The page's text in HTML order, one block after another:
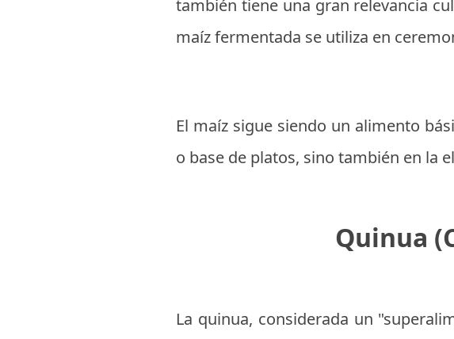
también tiene una gran relevancia
maíz fermentada se utiliza en
El maíz sigue siendo un alimento
o base de platos, sino también en la
Quinua
La quinua, considerada un